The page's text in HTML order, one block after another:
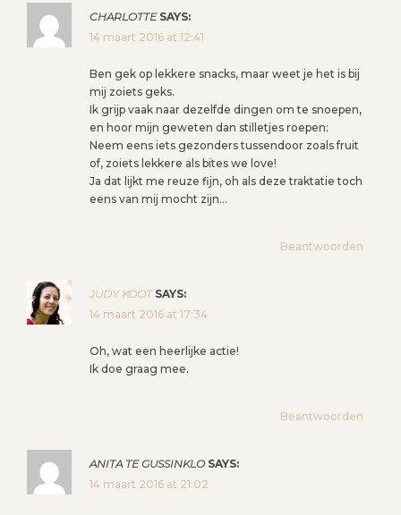
CHARLOTTE SAYS:
14 maart 2016 at 12:41
Ben gek op lekkere snacks, maar weet je het is bij
mij zoiets geks.
Ik grijp vaak naar dezelfde dingen om te snoepen,
en hoor mijn geweten dan stilletjes roepen:
Neem eens iets gezonders tussendoor zoals fruit
of, zoiets lekkere als bites we love!
Ja dat lijkt me reuze fijn, oh als deze traktatie toch
eens van mij mocht zijn…
Beantwoorden
JUDY KOOT SAYS:
14 maart 2016 at 17:34
Oh, wat een heerlijke actie!
Ik doe graag mee.
Beantwoorden
ANITA TE GUSSINKLO SAYS:
14 maart 2016 at 21:02